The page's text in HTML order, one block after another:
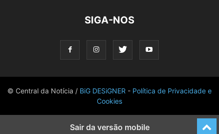
SIGA-NOS
© Central da Notícia / BiG DESiGNER - Política de Privacidade e
Cookies
Sair da versão mobile